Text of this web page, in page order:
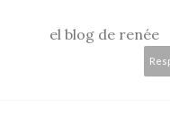
el blog de renée